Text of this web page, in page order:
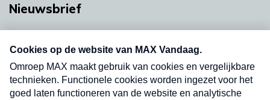
Nieuwsbrief
nieuwsbrief. Elke vrijdag- en dinsdagochtend in
uw mailbox.
Verzend